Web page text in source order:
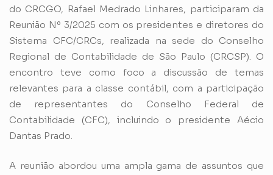
do CRCGO, Rafael Medrado Linhares, participaram da
Reunião Nº 3/2025 com os presidentes e diretores do
Sistema CFC/CRCs, realizada na sede do Conselho
Regional de Contabilidade de São Paulo (CRCSP). O
encontro teve como foco a discussão de temas
relevantes para a classe contábil, com a participação
de representantes do Conselho Federal de
Contabilidade (CFC), incluindo o presidente Aécio
Dantas Prado.
A reunião abordou uma ampla gama de assuntos que